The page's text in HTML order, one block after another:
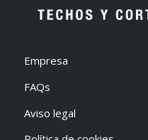
Empresa
FAQs
Aviso legal